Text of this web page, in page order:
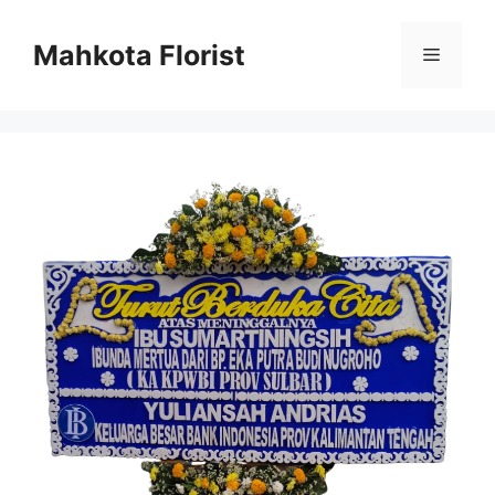
Mahkota Florist